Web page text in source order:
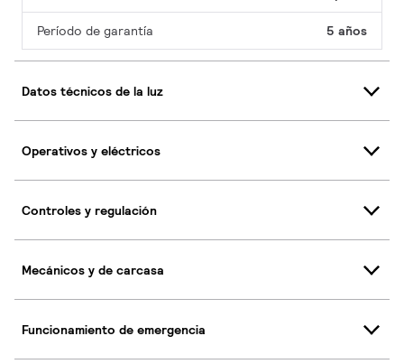
Período de garantía 5 años
Datos técnicos de la luz
Operativos y eléctricos
Controles y regulación
Mecánicos y de carcasa
Funcionamiento de emergencia